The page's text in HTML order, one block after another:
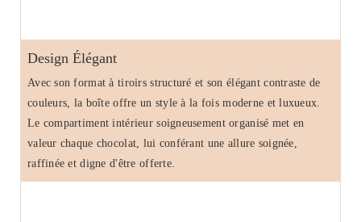
Design Élégant
Avec son format à tiroirs structuré et son élégant contraste de
couleurs, la boîte offre un style à la fois moderne et luxueux.
Le compartiment intérieur soigneusement organisé met en
valeur chaque chocolat, lui conférant une allure soignée,
raffinée et digne d'être offerte.